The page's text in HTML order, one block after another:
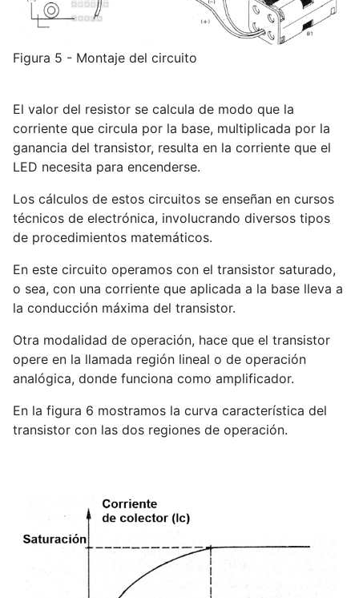
Figura 5 - Montaje del circuito
El valor del resistor se calcula de modo que la
corriente que circula por la base, multiplicada por la
ganancia del transistor, resulta en la corriente que el
LED necesita para encenderse.
Los cálculos de estos circuitos se enseñan en cursos
técnicos de electrónica, involucrando diversos tipos
de procedimientos matemáticos.
En este circuito operamos con el transistor saturado,
o sea, con una corriente que aplicada a la base lleva a
la conducción máxima del transistor.
Otra modalidad de operación, hace que el transistor
opere en la llamada región lineal o de operación
analógica, donde funciona como amplificador.
En la figura 6 mostramos la curva característica del
transistor con las dos regiones de operación.